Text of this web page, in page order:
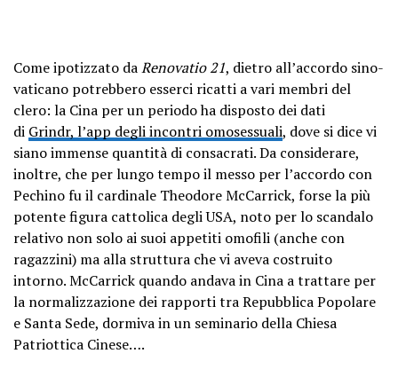
Come ipotizzato daRenovatio 21, dietro all’accordo sino-
vaticano potrebbero esserci ricatti a vari membri del
clero: la Cina per un periodo ha disposto dei dati
di Grindr, l’app degli incontri omosessuali, dove si dice vi
siano immense quantità di consacrati. Da considerare,
inoltre, che per lungo tempo il messo per l’accordo con
Pechino fu il cardinale Theodore McCarrick, forse la più
potente figura cattolica degli USA, noto per lo scandalo
relativo non solo ai suoi appetiti omofili (anche con
ragazzini) ma alla struttura che vi aveva costruito
intorno. McCarrick quando andava in Cina a trattare per
la normalizzazione dei rapporti tra Repubblica Popolare
e Santa Sede, dormiva in un seminario della Chiesa
Patriottica Cinese….